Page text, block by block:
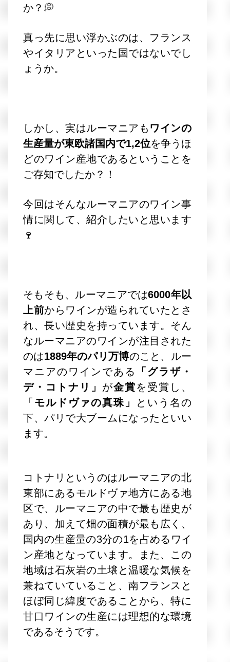
か？💭
真っ先に思い浮かぶのは、フランス
やイタリアといった国ではないでし
ょうか。
しかし、実はルーマニアも ワインの
生産量が東欧諸国内で1,2位を争うほ
どのワイン産地であるということを
ご存知でしたか？！
今回はそんなルーマニアのワイン事
情に関して、紹介したいと思います
🍷
そもそも、ルーマニアでは6000年以
上前からワインが造られていたとさ
れ、長い歴史を持っています。そん
なルーマニアのワインが注目された
のは1889年のパリ万博のこと、ルー
マニアのワインである
「グラザ・
デ・コトナリ」 が金賞を受賞し、
「 モルドヴァの真珠」
という名の
下、パリで大ブームになったといい
ます。
コトナリというのはルーマニアの北
東部にあるモルドヴァ地方にある地
区で、ルーマニアの中で最も歴史が
あり、加えて畑の面積が最も広く、
国内の生産量の3分の1を占めるワイ
ン産地となっています。また、この
地域は石灰岩の土壌と温暖な気候を
兼ねていていること、南フランスと
ほぼ同じ緯度であることから、特に
甘口ワインの生産には理想的な環境
であるそうです。